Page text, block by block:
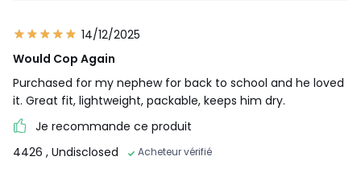
14/12/2025
Would Cop Again
Purchased for my nephew for back to school and he loved
it. Great fit, lightweight, packable, keeps him dry.
Je recommande ce produit
4426 , Undisclosed Acheteur vérifié